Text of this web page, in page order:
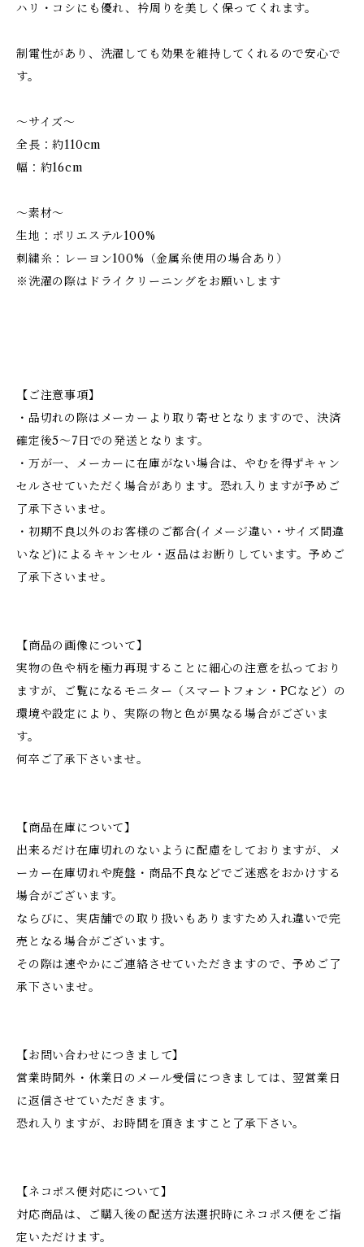
ハリ・コシにも優れ、衿周りを美しく保ってくれます。
制電性があり、洗濯しても効果を維持してくれるので安心で
す。
～サイズ～
全長：約110cm
幅：約16cm
～素材～
生地：ポリエステル100%
刺繍糸：レーヨン100%（金属糸使用の場合あり）
※洗濯の際はドライクリーニングをお願いします
【ご注意事項】
・品切れの際はメーカーより取り寄せとなりますので、決済
確定後5～7日での発送となります。
・万が一、メーカーに在庫がない場合は、やむを得ずキャン
セルさせていただく場合があります。恐れ入りますが予めご
了承下さいませ。
・初期不良以外のお客様のご都合(イメージ違い・サイズ間違
いなど)によるキャンセル・返品はお断りしています。予めご
了承下さいませ。
【商品の画像について】
実物の色や柄を極力再現することに細心の注意を払っており
ますが、ご覧になるモニター（スマートフォン・PCなど）の
環境や設定により、実際の物と色が異なる場合がございま
す。
何卒ご了承下さいませ。
【商品在庫について】
出来るだけ在庫切れのないように配慮をしておりますが、メ
ーカー在庫切れや廃盤・商品不良などでご迷惑をおかけする
場合がございます。
ならびに、実店舗での取り扱いもありますため入れ違いで完
売となる場合がございます。
その際は速やかにご連絡させていただきますので、予めご了
承下さいませ。
【お問い合わせにつきまして】
営業時間外・休業日のメール受信につきましては、翌営業日
に返信させていただきます。
恐れ入りますが、お時間を頂きますこと了承下さい。
【ネコポス便対応について】
対応商品は、ご購入後の配送方法選択時にネコポス便をご指
定いただけます。